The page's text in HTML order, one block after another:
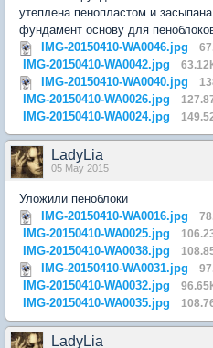
утеплена пенопластом и
фундамент основу для
IMG-20150410-WA0046.jpg
IMG-20150410-WA0042.jpg
IMG-20150410-WA0040.jpg
IMG-20150410-WA0026.jpg
IMG-20150410-WA0024.jpg
LadyLia
05 May 2015
Уложили пеноблоки
IMG-20150410-WA0016.jpg
IMG-20150410-WA0025.jpg
IMG-20150410-WA0038.jpg
IMG-20150410-WA0031.jpg
IMG-20150410-WA0032.jpg
IMG-20150410-WA0035.jpg
LadyLia